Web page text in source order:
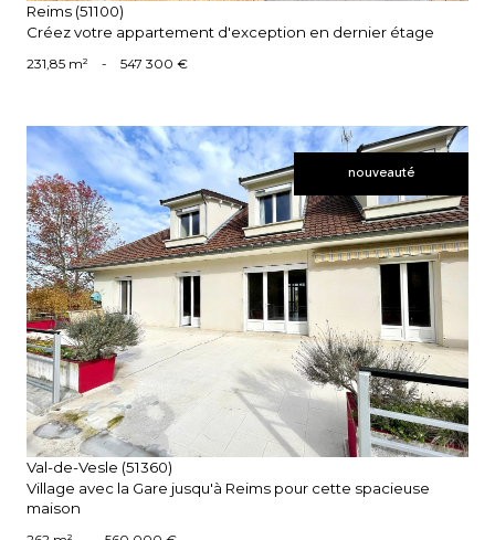
Reims (51100)
Créez votre appartement d'exception en dernier étage
231,85 m² - 547 300 €
nouveauté
voir le bien
Val-de-Vesle (51360)
Village avec la Gare jusqu'à Reims pour cette spacieuse
maison